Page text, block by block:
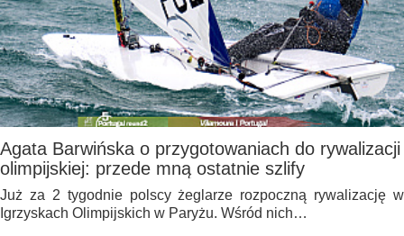
Agata Barwińska o przygotowaniach do rywalizacji
olimpijskiej: przede mną ostatnie szlify
Już za 2 tygodnie polscy żeglarze rozpoczną rywalizację w
Igrzyskach Olimpijskich w Paryżu. Wśród nich…